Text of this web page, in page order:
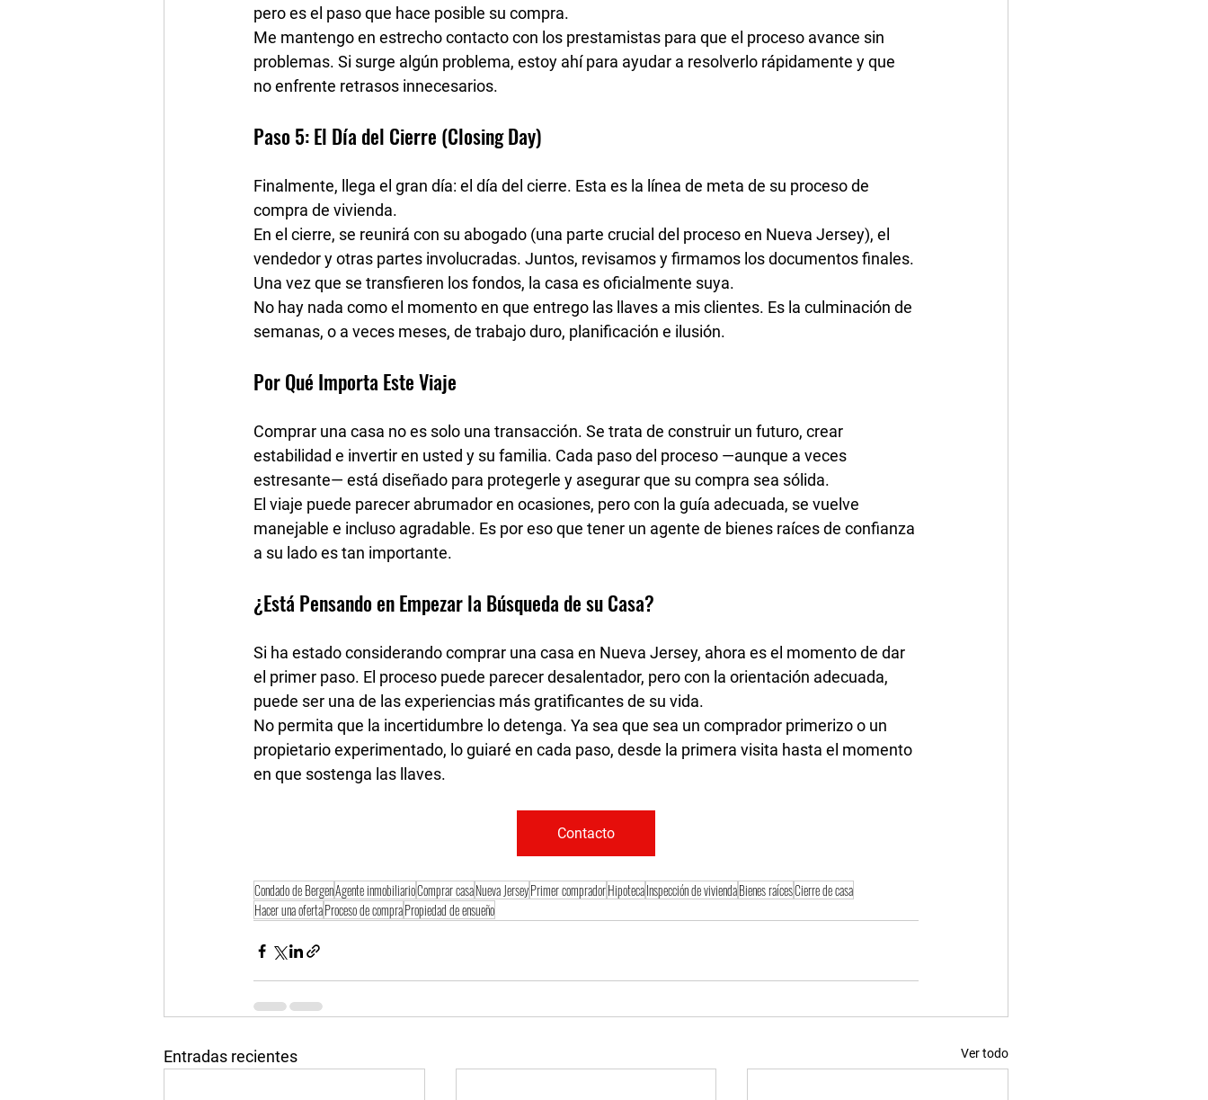
pero es el paso que hace posible su compra.
Me mantengo en estrecho contacto con los prestamistas para que el proceso avance sin
problemas. Si surge algún problema, estoy ahí para ayudar a resolverlo rápidamente y que
no enfrente retrasos innecesarios.
Paso 5: El Día del Cierre (Closing Day)
Finalmente, llega el gran día: el día del cierre. Esta es la línea de meta de su proceso de
compra de vivienda.
En el cierre, se reunirá con su abogado (una parte crucial del proceso en Nueva Jersey), el
vendedor y otras partes involucradas. Juntos, revisamos y firmamos los documentos finales.
Una vez que se transfieren los fondos, la casa es oficialmente suya.
No hay nada como el momento en que entrego las llaves a mis clientes. Es la culminación de
semanas, o a veces meses, de trabajo duro, planificación e ilusión.
Por Qué Importa Este Viaje
Comprar una casa no es solo una transacción. Se trata de construir un futuro, crear
estabilidad e invertir en usted y su familia. Cada paso del proceso —aunque a veces
estresante— está diseñado para protegerle y asegurar que su compra sea sólida.
El viaje puede parecer abrumador en ocasiones, pero con la guía adecuada, se vuelve
manejable e incluso agradable. Es por eso que tener un agente de bienes raíces de confianza
a su lado es tan importante.
¿Está Pensando en Empezar la Búsqueda de su Casa?
Si ha estado considerando comprar una casa en Nueva Jersey, ahora es el momento de dar
el primer paso. El proceso puede parecer desalentador, pero con la orientación adecuada,
puede ser una de las experiencias más gratificantes de su vida.
No permita que la incertidumbre lo detenga. Ya sea que sea un comprador primerizo o un
propietario experimentado, lo guiaré en cada paso, desde la primera visita hasta el momento
en que sostenga las llaves.
Contacto
Condado de BergenAgente inmobiliarioComprar casaNueva JerseyPrimer compradorHipotecaInspección de viviendaBienes raícesCierre de casa
Hacer una ofertaProceso de compraPropiedad de ensueño
Entradas recientes Ver todo